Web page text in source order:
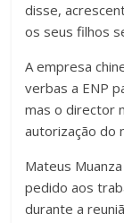
disse,
os seus filhos
A empresa
verbas a ENP
mas o director
autorização do
Mateus
pedido aos
durante a